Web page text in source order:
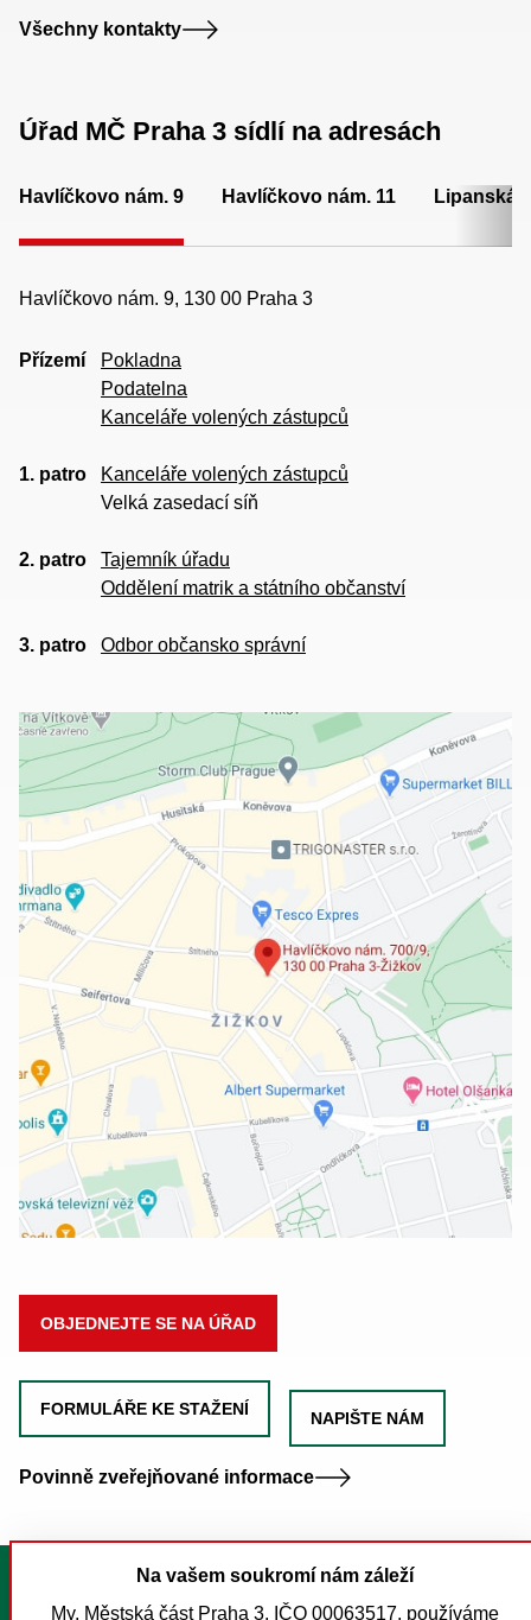
Na vašem soukromí nám záleží
My, Městská část Praha 3, IČO 00063517, používáme
Všechny kontakty
Úřad MČ Praha 3 sídlí na adresách
Havlíčkovo nám. 9 Havlíčkovo nám. 11 Lipanská 7
Havlíčkovo nám. 9, 130 00 Praha 3
Přízemí
Pokladna
Podatelna
Kanceláře volených zástupců
1. patro
Kanceláře volených zástupců
Velká zasedací síň
2. patro
Tajemník úřadu
Oddělení matrik a státního občanství
3. patro Odbor občansko správní
OBJEDNEJTE SE NA ÚŘAD
FORMULÁŘE KE STAŽENÍ NAPIŠTE NÁM
Povinně zveřejňované informace
Tisk stránky